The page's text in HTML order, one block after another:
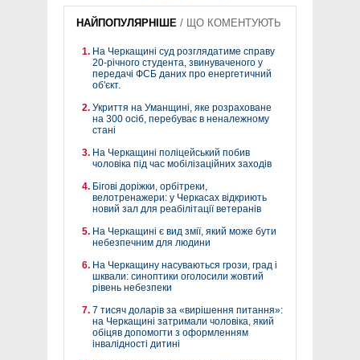
НАЙПОПУЛЯРНІШЕ / ЩО КОМЕНТУЮТЬ
На Черкащині суд розглядатиме справу
20-річного студента, звинуваченого у
передачі ФСБ даних про енергетичний
об'єкт.
Укриття на Уманщині, яке розраховане
на 300 осіб, перебуває в неналежному
стані
На Черкащині поліцейський побив
чоловіка під час мобілізаційних заходів
Бігові доріжки, орбітреки,
велотренажери: у Черкасах відкриють
новий зал для реабілітації ветеранів
На Черкащині є вид змії, який може бути
небезпечним для людини
На Черкащину насуваються грози, град і
шквали: синоптики оголосили жовтий
рівень небезпеки
7 тисяч доларів за «вирішення питання»:
на Черкащині затримали чоловіка, який
обіцяв допомогти з оформленням
інвалідності дитині